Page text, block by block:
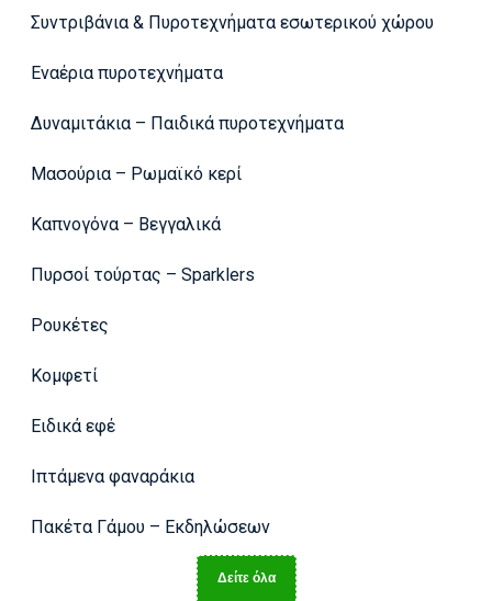
Συντριβάνια & Πυροτεχνήματα εσωτερικού χώρου
Εναέρια πυροτεχνήματα
Δυναμιτάκια – Παιδικά πυροτεχνήματα
Μασούρια – Ρωμαϊκό κερί
Καπνογόνα – Βεγγαλικά
Πυρσοί τούρτας – Sparklers
Ρουκέτες
Κομφετί
Ειδικά εφέ
Ιπτάμενα φαναράκια
Πακέτα Γάμου – Εκδηλώσεων
Δείτε όλα